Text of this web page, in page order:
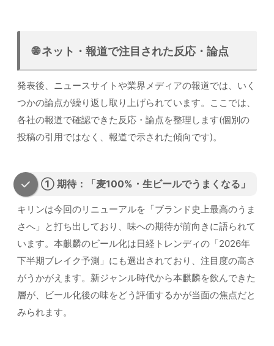
🌐 ネット・報道で注目された反応・論点
発表後、ニュースサイトや業界メディアの報道では、いく
つかの論点が繰り返し取り上げられています。ここでは、
各社の報道で確認できた反応・論点を整理します(個別の
投稿の引用ではなく、報道で示された傾向です)。
① 期待：「麦100%・生ビールでうまくなる」
キリンは今回のリニューアルを「ブランド史上最高のうま
さへ」と打ち出しており、味への期待が前向きに語られて
います。本麒麟のビール化は日経トレンディの「2026年
下半期ブレイク予測」にも選出されており、注目度の高さ
がうかがえます。新ジャンル時代から本麒麟を飲んできた
層が、ビール化後の味をどう評価するかが当面の焦点だと
みられます。